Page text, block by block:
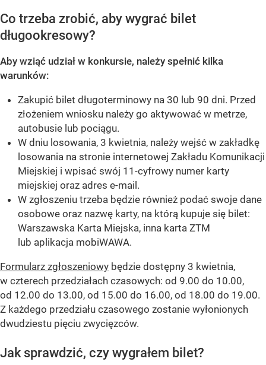
Co trzeba zrobić, aby wygrać bilet
długookresowy?
Aby wziąć udział w konkursie, należy spełnić kilka
warunków:
Zakupić bilet długoterminowy na 30 lub 90 dni. Przed
złożeniem wniosku należy go aktywować w metrze,
autobusie lub pociągu.
W dniu losowania, 3 kwietnia, należy wejść w zakładkę
losowania na stronie internetowej Zakładu Komunikacji
Miejskiej i wpisać swój 11-cyfrowy numer karty
miejskiej oraz adres e-mail.
W zgłoszeniu trzeba będzie również podać swoje dane
osobowe oraz nazwę karty, na którą kupuje się bilet:
Warszawska Karta Miejska, inna karta ZTM
lub aplikacja mobiWAWA.
Formularz zgłoszeniowy będzie dostępny 3 kwietnia,
w czterech przedziałach czasowych: od 9.00 do 10.00,
od 12.00 do 13.00, od 15.00 do 16.00, od 18.00 do 19.00.
Z każdego przedziału czasowego zostanie wyłonionych
dwudziestu pięciu zwycięzców.
Jak sprawdzić, czy wygrałem bilet?